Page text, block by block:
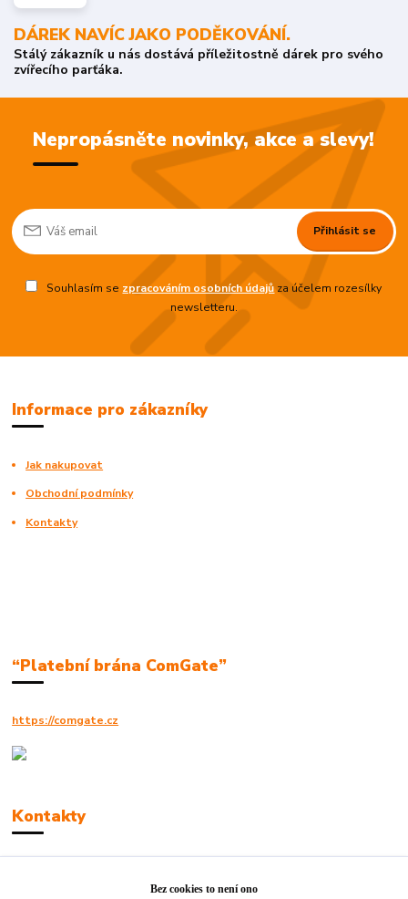
DÁREK NAVÍC JAKO PODĚKOVÁNÍ.
Stálý zákazník u nás dostává příležitostně dárek pro svého
zvířecího parťáka.
Nepropásněte novinky, akce a slevy!
Přihlásit se
Souhlasím se zpracováním osobních údajůza účelem rozesílky
newsletteru.
Informace pro zákazníky
Jak nakupovat
Obchodní podmínky
Kontakty
“Platební brána ComGate”
https://comgate.cz
Kontakty
Bez cookies to není ono